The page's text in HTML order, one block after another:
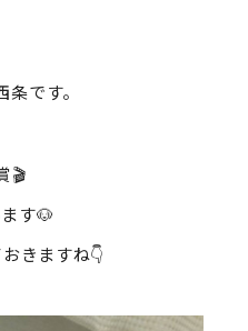
です。
🎬
す🐶
きますね👇